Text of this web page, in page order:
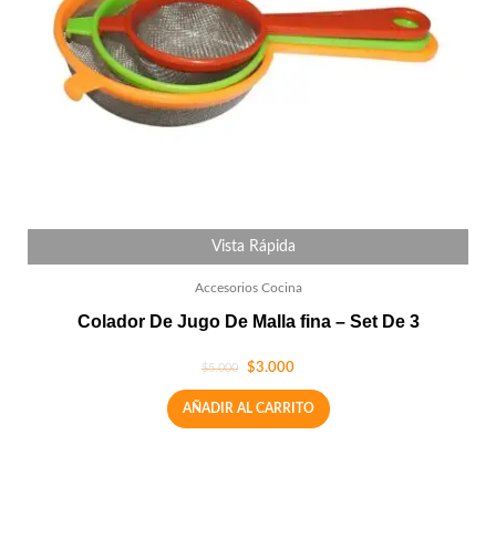
Vista Rápida
Accesorios Cocina
Colador De Jugo De Malla fina – Set De 3
$5.000 $3.000
AÑADIR AL CARRITO